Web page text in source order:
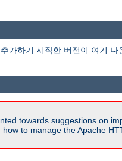
가하기 시작한 버전이 여기
towards suggestions on
to manage the Apache